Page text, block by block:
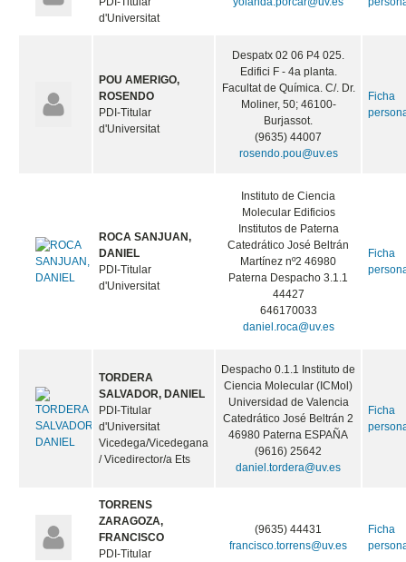
d'Universitat
POU AMERIGO,
ROSENDO
PDI-Titular
d'Universitat
Despatx 02 06 P4 025.
Edifici F - 4a planta.
Facultat de Química. C/. Dr.
Moliner, 50; 46100-
Burjassot.
(9635) 44007
rosendo.pou@uv.es
Ficha
ROCA SANJUAN,
DANIEL
PDI-Titular
d'Universitat
Instituto de Ciencia
Molecular Edificios
Institutos de Paterna
Catedrático José Beltrán
Martínez nº2 46980
Paterna Despacho 3.1.1
44427
646170033
daniel.roca@uv.es
Ficha
TORDERA
SALVADOR, DANIEL
PDI-Titular
d'Universitat
Vicedega/Vicedegana
/ Vicedirector/a Ets
Despacho 0.1.1 Instituto de
Ciencia Molecular (ICMol)
Universidad de Valencia
Catedrático José Beltrán 2
46980 Paterna ESPAÑA
(9616) 25642
daniel.tordera@uv.es
Ficha
TORRENS
ZARAGOZA,
FRANCISCO
PDI-Titular
(9635) 44431
francisco.torrens@uv.es
Ficha